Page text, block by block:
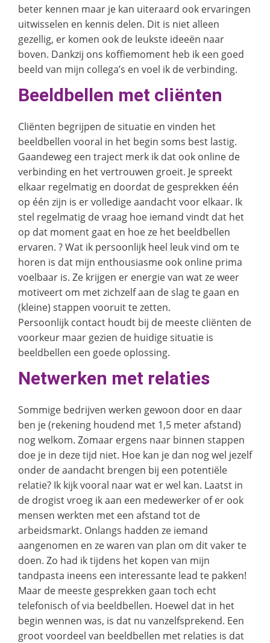
beter kennen maar je kan uiteraard ook ervaringen
uitwisselen en kennis delen. Dit is niet alleen
gezellig, er komen ook de leukste ideeën naar
boven. Dankzij ons koffiemoment heb ik een goed
beeld van mijn collega’s en voel ik de verbinding.
Beeldbellen met cliënten
Cliënten begrijpen de situatie en vinden het
beeldbellen vooral in het begin soms best lastig.
Gaandeweg een traject merk ik dat ook online de
verbinding en het vertrouwen groeit. Je spreekt
elkaar regelmatig en doordat de gesprekken één
op één zijn is er volledige aandacht voor elkaar. Ik
stel regelmatig de vraag hoe iemand vindt dat het
op dat moment gaat en hoe ze het beeldbellen
ervaren. ? Wat ik persoonlijk heel leuk vind om te
horen is dat mijn enthousiasme ook online prima
voelbaar is. Ze krijgen er energie van wat ze weer
motiveert om met zichzelf aan de slag te gaan en
(kleine) stappen vooruit te zetten.
Persoonlijk contact houdt bij de meeste cliënten de
voorkeur maar gezien de huidige situatie is
beeldbellen een goede oplossing.
Netwerken met relaties
Sommige bedrijven werken gewoon door en daar
ben je (rekening houdend met 1,5 meter afstand)
nog welkom. Zomaar ergens naar binnen stappen
doe je in deze tijd niet. Hoe kan je dan nog wel jezelf
onder de aandacht brengen bij een potentiële
relatie? Ik kijk vooral naar wat er wel kan. Laatst in
de drogist vroeg ik aan een medewerker of er ook
mensen werkten met een afstand tot de
arbeidsmarkt. Onlangs hadden ze iemand
aangenomen en ze waren van plan om dit vaker te
doen. Zo had ik tijdens het kopen van mijn
tandpasta ineens een interessante lead te pakken!
Maar de meeste gesprekken gaan toch echt
telefonisch of via beeldbellen. Hoewel dat in het
begin wennen was, is dat nu vanzelfsprekend. Een
groot voordeel van beeldbellen met relaties is dat